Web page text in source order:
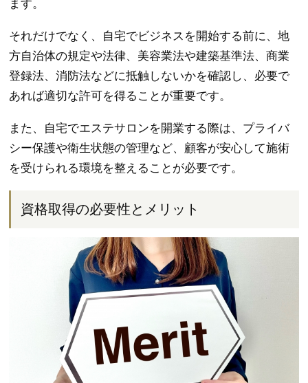
ます。
それだけでなく、自宅でビジネスを開始する前に、地
方自治体の規定や法律、美容業法や建築基準法、商業
登録法、消防法などに抵触しないかを確認し、必要で
あれば適切な許可を得ることが重要です。
また、自宅でエステサロンを開業する際は、プライバ
シー保護や衛生状態の管理など、顧客が安心して施術
を受けられる環境を整えることが必要です。
資格取得の必要性とメリット